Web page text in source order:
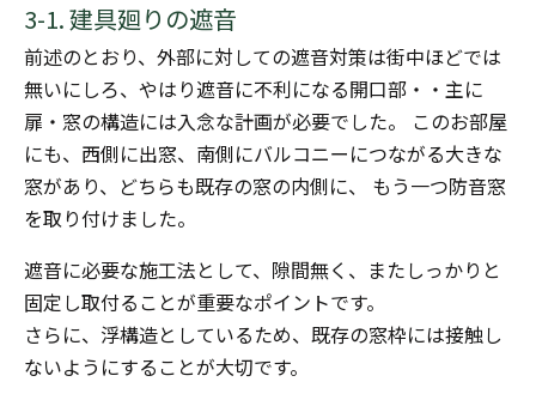
3-1. 建具廻りの遮音
前述のとおり、外部に対しての遮音対策は街中ほどでは
無いにしろ、やはり遮音に不利になる開口部・・主に
扉・窓の構造には入念な計画が必要でした。 このお部屋
にも、西側に出窓、南側にバルコニーにつながる大きな
窓があり、どちらも既存の窓の内側に、 もう一つ防音窓
を取り付けました。
遮音に必要な施工法として、隙間無く、またしっかりと
固定し取付ることが重要なポイントです。
さらに、浮構造としているため、既存の窓枠には接触し
ないようにすることが大切です。